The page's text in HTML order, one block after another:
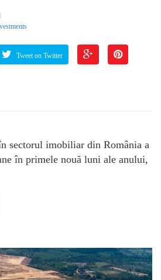
Tweet on Twitter
sectorul imobiliar din România a
în primele nouă luni ale anului,